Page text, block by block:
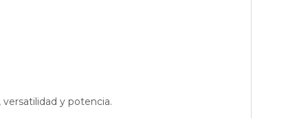
y potencia.